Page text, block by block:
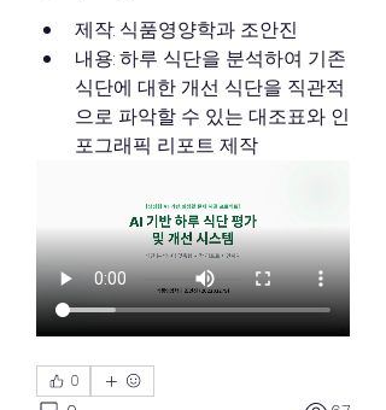
제작: 식품영양학과 조안진
내용: 하루 식단을 분석하여 기존
식단에 대한 개선 식단을 직관적
으로 파악할 수 있는 대조표와 인
포그래픽 리포트 제작
0